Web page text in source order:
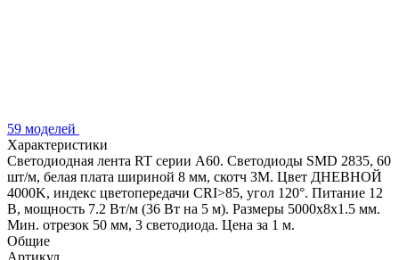
59 моделей
Характеристики
Светодиодная лента RT серии A60. Светодиоды SMD 2835, 60
шт/м, белая плата шириной 8 мм, скотч 3M. Цвет ДНЕВНОЙ
4000K, индекс цветопередачи CRI>85, угол 120°. Питание 12
В, мощность 7.2 Вт/м (36 Вт на 5 м). Размеры 5000x8x1.5 мм.
Мин. отрезок 50 мм, 3 светодиода. Цена за 1 м.
Общие
Артикул